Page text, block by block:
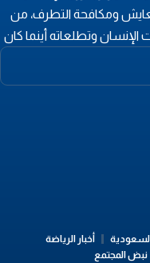
ومكافحة التطرف، من
وتطلعاته أينما كان
السعودية
أخبار الرياضة
نبض المجتمع